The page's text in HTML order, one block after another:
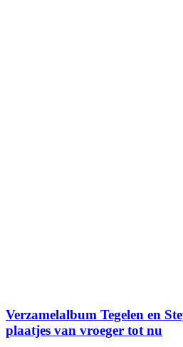
Verzamelalbum Tegelen en
plaatjes van vroeger tot nu